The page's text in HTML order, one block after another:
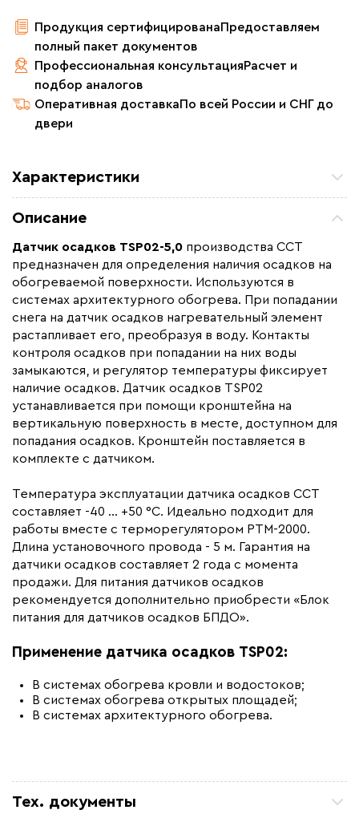
Продукция сертифицированаПредоставляем
полный пакет документов
Профессиональная консультацияРасчет и
подбор аналогов
Оперативная доставкаПо всей России и СНГ до
двери
Характеристики
Длина установочного провода, м
Страна производства
Гарантия (год)
Область применения Датчик осадков
Датчики осадков ССТ
Бренд ССТ Premium
Минимальная температура(C) -40
Описание
Датчик осадков TSP02-5,0 производства ССТ
предназначен для определения наличия осадков на
обогреваемой поверхности. Используются в
системах архитектурного обогрева. При попадании
снега на датчик осадков нагревательный элемент
растапливает его, преобразуя в воду. Контакты
контроля осадков при попадании на них воды
замыкаются, и регулятор температуры фиксирует
наличие осадков. Датчик осадков TSP02
устанавливается при помощи кронштейна на
вертикальную поверхность в месте, доступном для
попадания осадков. Кронштейн поставляется в
комплекте с датчиком.
Температура эксплуатации датчика осадков ССТ
составляет -40 ... +50 °C. Идеально подходит для
работы вместе с терморегулятором РТМ-2000.
Длина установочного провода - 5 м. Гарантия на
датчики осадков составляет 2 года с момента
продажи. Для питания датчиков осадков
рекомендуется дополнительно приобрести «Блок
питания для датчиков осадков БПДО».
Применение датчика осадков TSP02:
В системах обогрева кровли и водостоков;
В системах обогрева открытых площадей;
В системах архитектурного обогрева.
Тех. документы